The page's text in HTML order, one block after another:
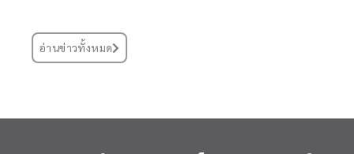
อ่านข่าวทั้งหมด